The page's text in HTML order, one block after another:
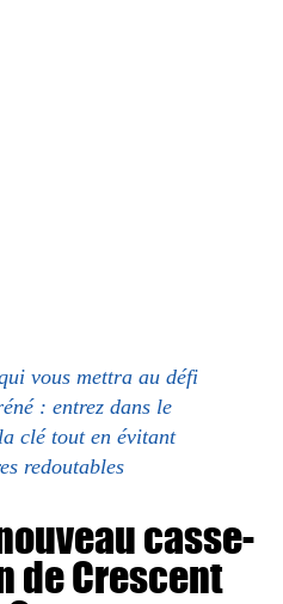
vous mettra au défi
: entrez dans le
clé tout en évitant
redoutables
casse-
de Crescent